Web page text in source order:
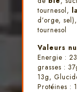
tournesol,
d’orge,
tournesol
Valeurs
Energie :
grasses :
13g,
Protéines :